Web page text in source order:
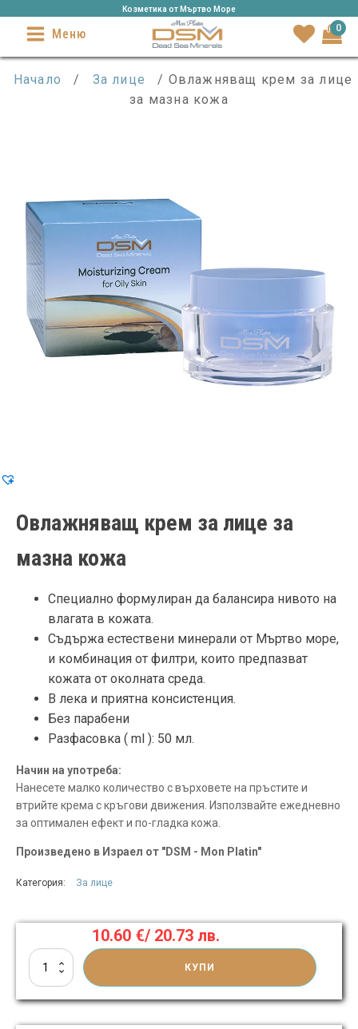
Козметика от Mъртво Море
Меню 0
Начало / За лице
/ Овлажняващ крем за лице
за мазна кожа
Овлажняващ крем за лице за
мазна кожа
Специално формулиран да балансира нивото на
влагата в кожата.
Съдържа естествени минерали от Мъртво море,
и комбинация от филтри, които предпазват
кожата от околната среда.
В лека и приятна консистенция.
Без парабени
Разфасовка ( ml ): 50 мл.
Начин на употреба:
Нанесете малко количество с върховете на пръстите и
втрийте крема с кръгови движения. Използвайте ежедневно
за оптимален ефект и по-гладка кожа.
Произведено в Израел от "DSM - Mon Platin"
Категория: За лице
10.60 €/ 20.73 лв.
количество
за
крем
за
КУПИ